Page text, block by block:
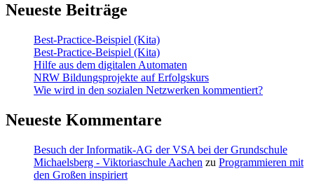
Neueste Beiträge
Best-Practice-Beispiel (Kita)
Best-Practice-Beispiel (Kita)
Hilfe aus dem digitalen Automaten
NRW Bildungsprojekte auf Erfolgskurs
Wie wird in den sozialen Netzwerken kommentiert?
Neueste Kommentare
Besuch der Informatik-AG der VSA bei der Grundschule
Michaelsberg - Viktoriaschule Aachen zu Programmieren mit
den Großen inspiriert